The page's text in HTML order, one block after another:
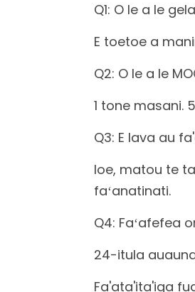
Q1: O le a le
E toetoe a
Q2: O le a le
1 tone masani.
Q3: E lava au
Ioe, matou te
faʻanatinati.
Q4: Faʻafefea
24-itula
Fa'ata'ita'iga